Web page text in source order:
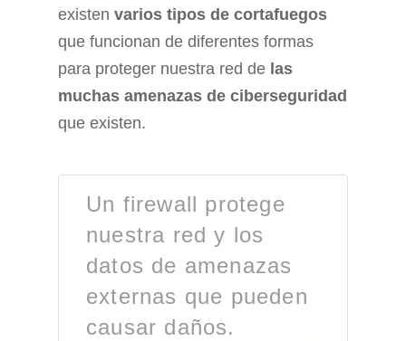
existen varios tipos de cortafuegos
que funcionan de diferentes formas
para proteger nuestra red de las
muchas amenazas de ciberseguridad
que existen.
Un firewall protege
nuestra red y los
datos de amenazas
externas que pueden
causar daños.